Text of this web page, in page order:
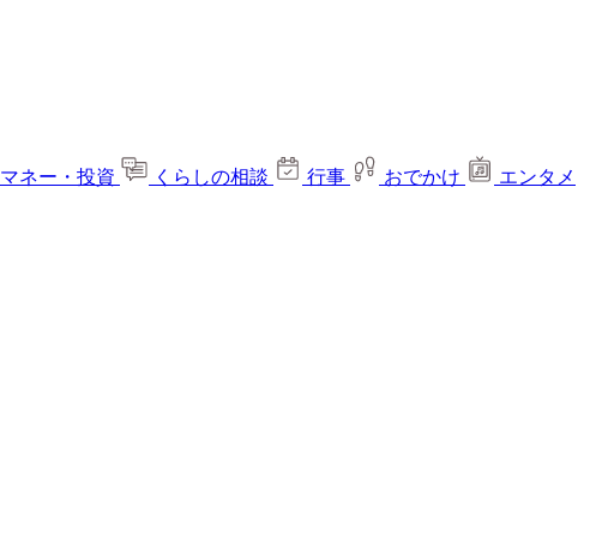
マネー・投資 くらしの相談 行事 おでかけ
エンタメ